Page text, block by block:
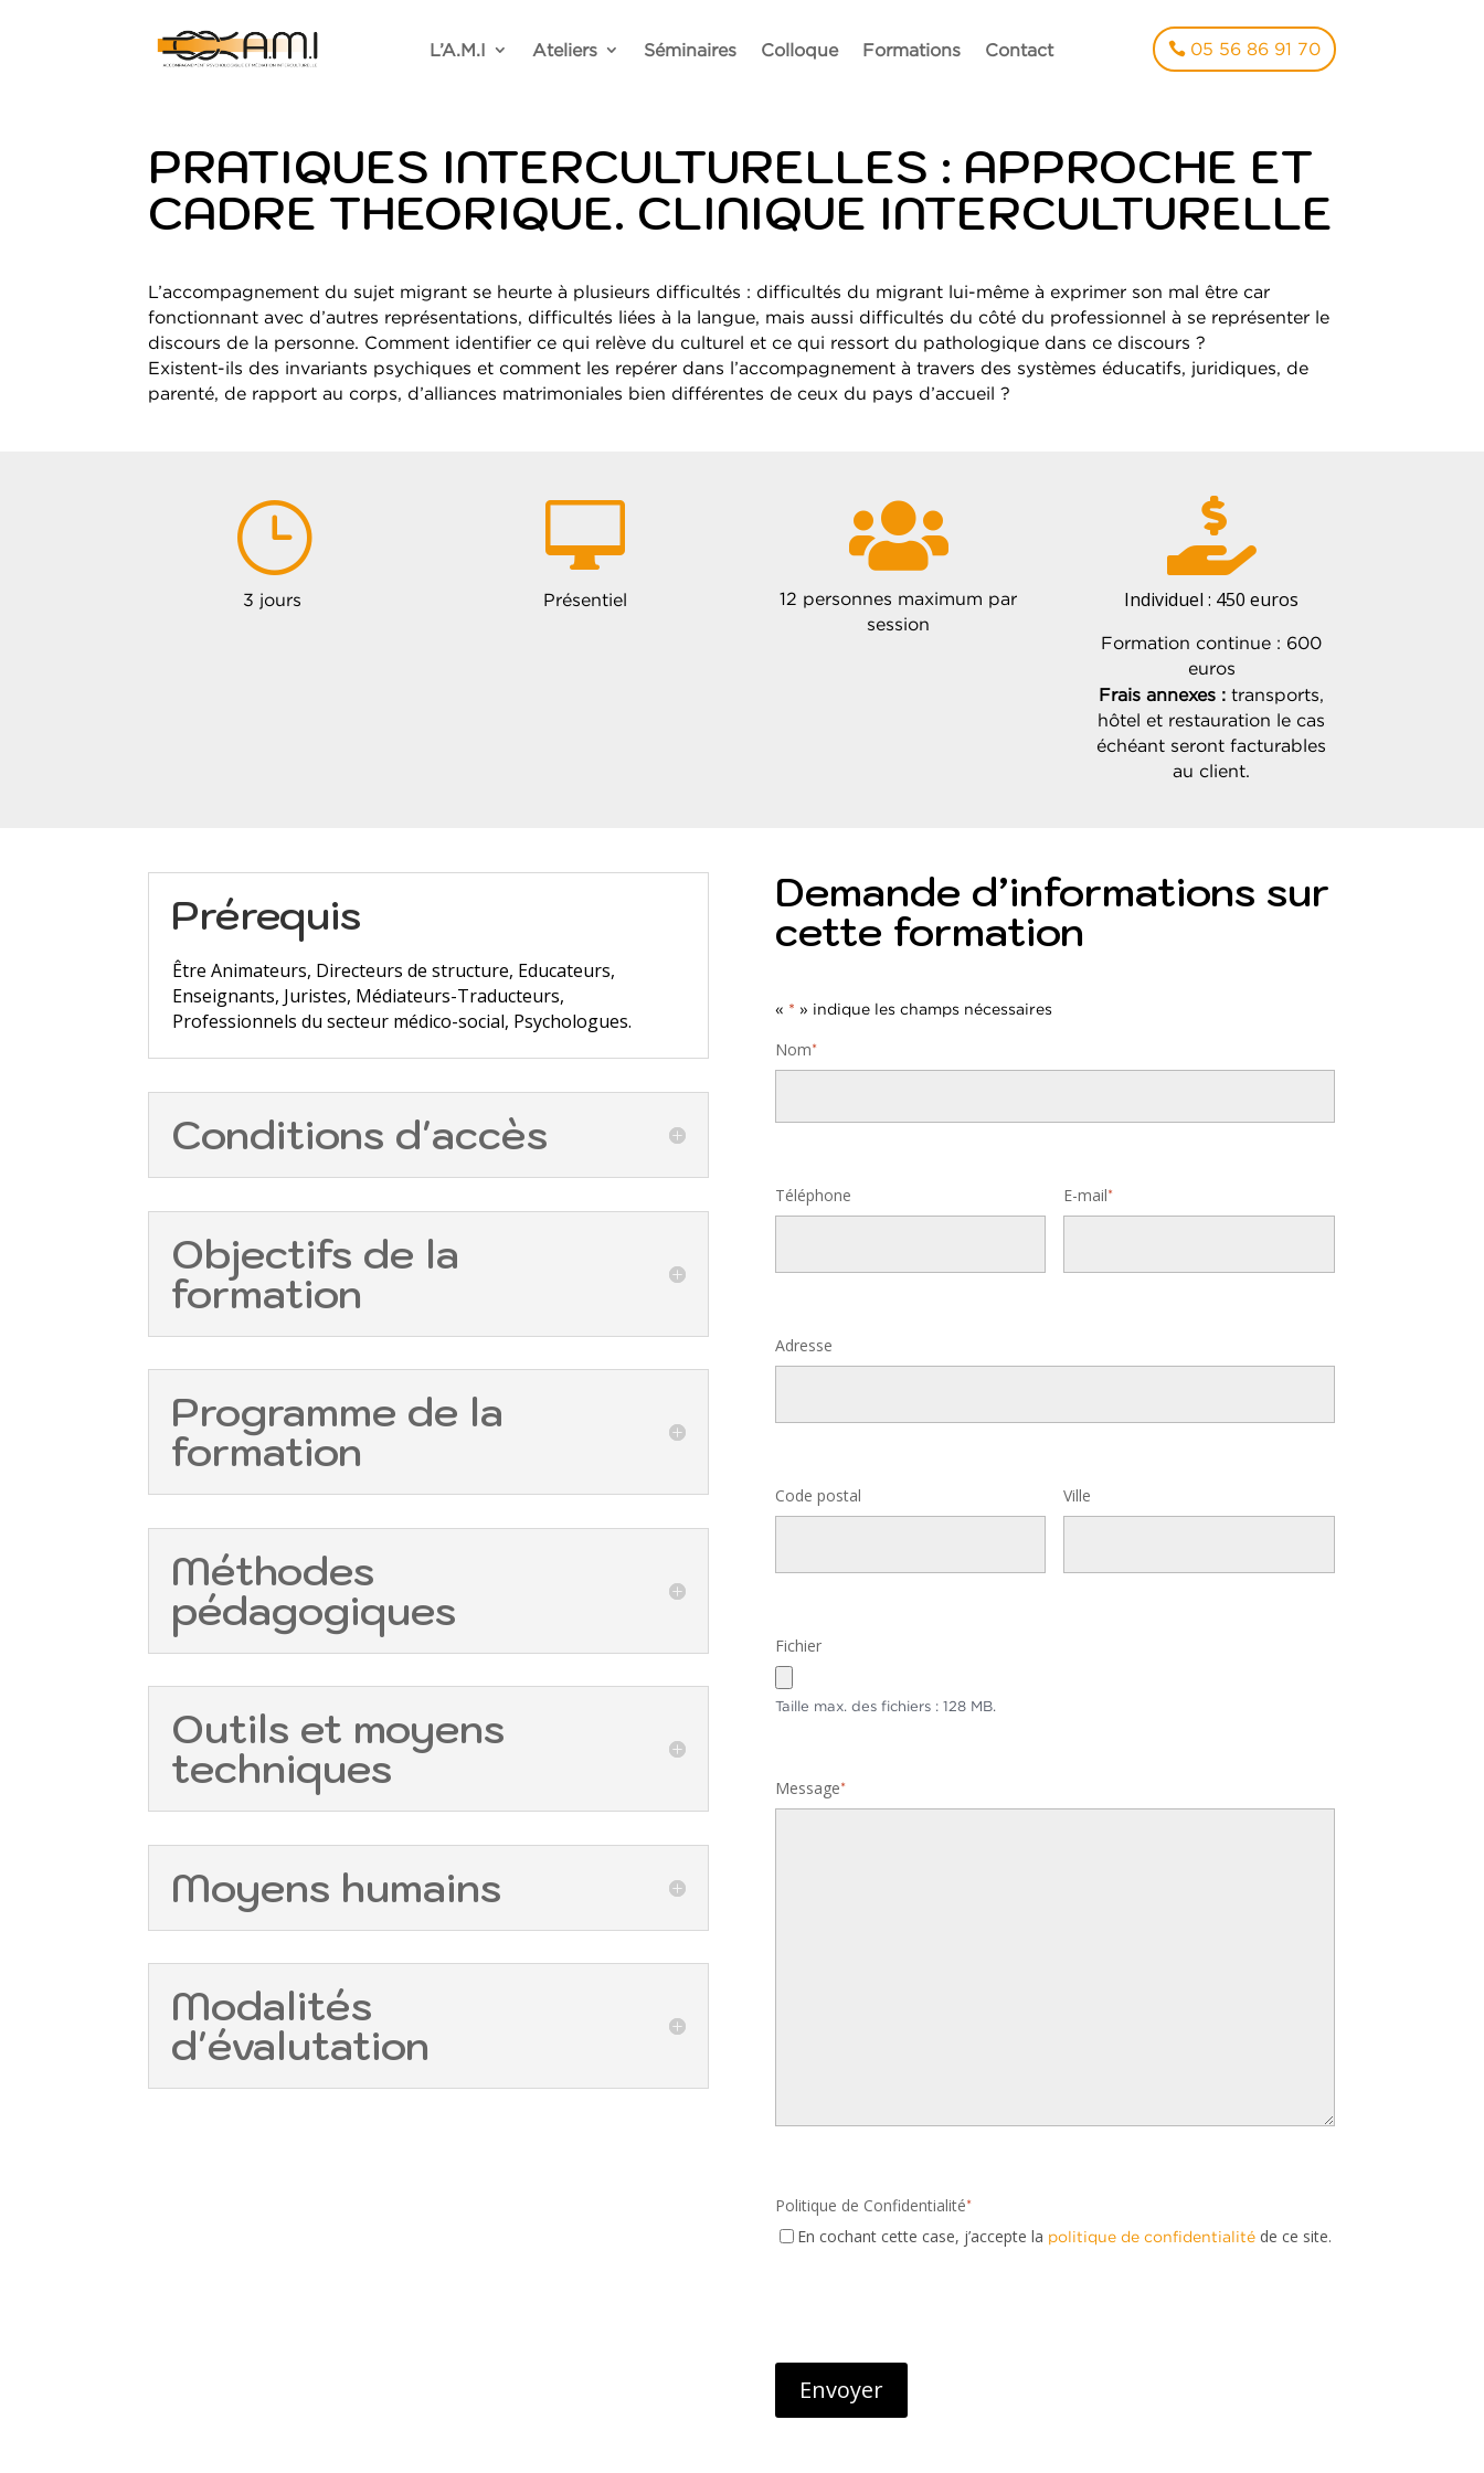
L’A.M.I Ateliers Séminaires Colloque Formations Contact 05 56 86 91 70
PRATIQUES INTERCULTURELLES : APPROCHE ET
CADRE THEORIQUE. CLINIQUE INTERCULTURELLE
L’accompagnement du sujet migrant se heurte à plusieurs difficultés : difficultés du migrant lui-même à exprimer son mal être car
fonctionnant avec d’autres représentations, difficultés liées à la langue, mais aussi difficultés du côté du professionnel à se représenter le
discours de la personne. Comment identifier ce qui relève du culturel et ce qui ressort du pathologique dans ce discours ?
Existent-ils des invariants psychiques et comment les repérer dans l’accompagnement à travers des systèmes éducatifs, juridiques, de
parenté, de rapport au corps, d’alliances matrimoniales bien différentes de ceux du pays d’accueil ?
}
3 jours

Présentiel

12 personnes maximum par
session

Individuel : 450 euros
Formation continue : 600
euros
Frais annexes :transports,
hôtel et restauration le cas
échéant seront facturables
au client.
Prérequis
Être Animateurs, Directeurs de structure, Educateurs,
Enseignants, Juristes, Médiateurs-Traducteurs,
Professionnels du secteur médico-social, Psychologues.
Conditions d'accès
Objectifs de la
formation
Programme de la
formation
Méthodes
pédagogiques
Outils et moyens
techniques
Moyens humains
Modalités
d'évalutation
Demande d’informations sur
cette formation
« * » indique les champs nécessaires
Nom*
Téléphone E-mail*
Adresse
Code postal Ville
Fichier
Taille max. des fichiers : 128 MB.
Message*
Politique de Confidentialité*
En cochant cette case, j’accepte la politique de confidentialitéde ce site.